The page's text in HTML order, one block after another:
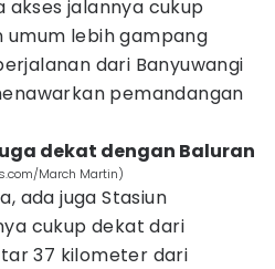
akses jalannya cukup
umum lebih gampang
dari Banyuwangi
pemandangan
dekat dengan Baluran
March Martin)
ada juga Stasiun
cukup dekat dari
37 kilometer dari